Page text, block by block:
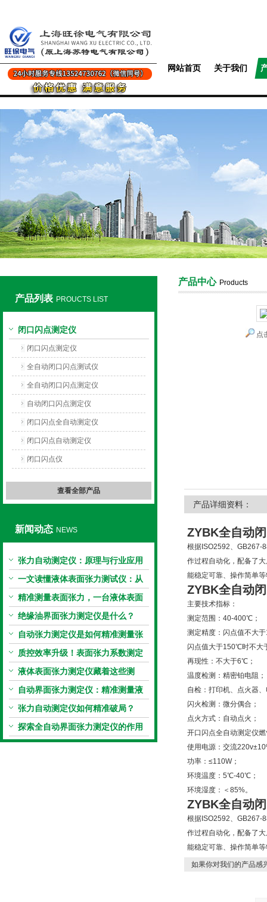
网站首页 关于我们
产品列表 PROUCTS LIST
闭口闪点测定仪
闭口闪点测定仪
全自动闭口闪点测试仪
全自动闭口闪点测定仪
自动闭口闪点测定仪
闭口闪点全自动测定仪
闭口闪点自动测定仪
闭口闪点仪
查看全部产品
新闻动态 NEWS
张力自动测定仪：原理与行业应用
解析
一文读懂液体表面张力测试仪：从
原理到应用全掌握
精准测量表面张力，一台液体表面
张力系数测量仪就够了
绝缘油界面张力测定仪是什么？
自动张力测定仪是如何精准测量张
力的？
质控效率升级！表面张力系数测定
仪真香警告
液体表面张力测定仪藏着这些测
定“小窍门”
自动界面张力测定仪：精准测量液
体界面张力的关键设备
张力自动测定仪如何精准破局？
探索全自动界面张力测定仪的作用
产品中心 Products
点
产品详细资料：
ZYBK全自动
根据ISO2592、GB267-
作过程自动化，配备了
能稳定可靠、操作简单
ZYBK全自动
主要技术指标：
测定范围：40-400℃；
测定精度：闪点值不大
闪点值大于150℃时不大
再现性：不大于6℃；
温度检测：精密铂电阻；
自检：打印机、点火器
闪火检测：微分偶合；
点火方式：自动点火；
开口闪点全自动测定仪
使用电源：交流
功率：≤110W；
环境温度：5℃-40℃；
环境湿度：＜85%。
ZYBK全自动
根据ISO2592、GB267-
作过程自动化，配备了
能稳定可靠、操作简单
如果你对我们的产品感